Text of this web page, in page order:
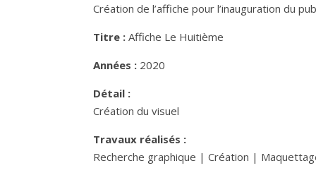
Création de l’affiche pour l’inauguration du
Titre : Affiche Le Huitième
Années : 2020
Détail :
Création du visuel
Travaux réalisés :
Recherche graphique | Création |